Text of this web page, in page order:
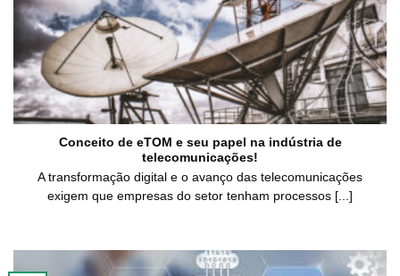
Conceito de eTOM e seu papel na indústria de
telecomunicações!
A transformação digital e o avanço das telecomunicações
exigem que empresas do setor tenham processos [...]